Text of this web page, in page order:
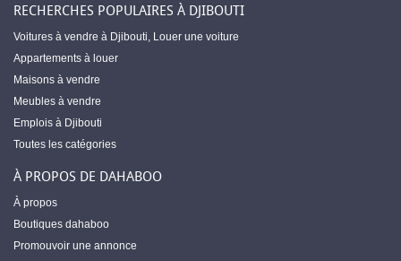
RECHERCHES POPULAIRES À DJIBOUTI
Voitures à vendre à Djibouti, Louer une voiture
Appartements à louer
Maisons à vendre
Meubles à vendre
Emplois à Djibouti
Toutes les catégories
À PROPOS DE DAHABOO
À propos
Boutiques dahaboo
Promouvoir une annonce